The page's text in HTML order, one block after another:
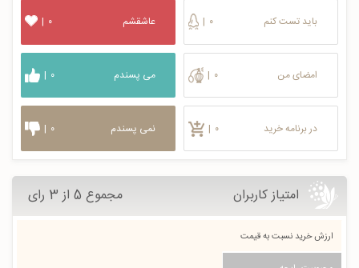
باید تست کنم | ۰
امضای من | ۰
در برنامه خرید | ۰
عاشقشم | ۰
می پسندم | ۰
نمی پسندم | ۰
امتیاز کاربران مجموع 5 از 3 رای
ارزش خرید نسبت به قیمت